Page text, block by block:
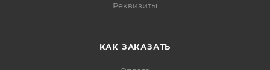
Реквизиты
КАК ЗАКАЗАТЬ